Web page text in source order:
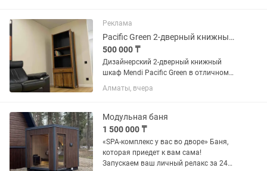
Реклама
Pacific Green 2-дверный книжный шкаф коллекция Mendi / Vintage
500 000 ₸
Дизайнерский 2-дверный книжный
шкаф Mendi Pacific Green в отличном
состоянии / коллекционный предмет
интерьера Retail от 3500$ Размер
Коллекция: MENDI...
Алматы, вчера
Модульная баня
1 500 000 ₸
«SPA-комплекс у вас во дворе» Баня,
которая приедет к вам сама!
Запускаем ваш личный релакс за 24